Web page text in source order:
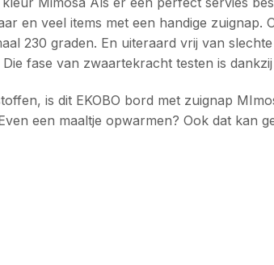
en veel items met een handige
230 graden. En uiteraard vrij van
fase van zwaartekracht testen is
is dit EKOBO bord met zuignap
een maaltje opwarmen? Ook dat kan